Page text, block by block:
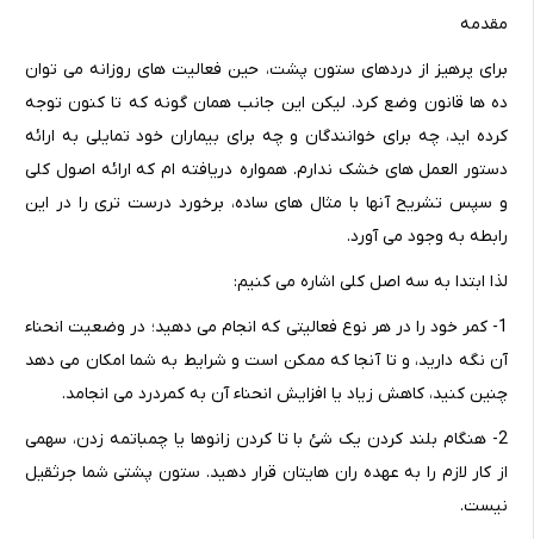
مقدمه
برای پرهیز از دردهای ستون پشت، حین فعالیت های روزانه می توان
ده ها قانون وضع کرد. لیکن این جانب همان گونه که تا کنون توجه
کرده اید، چه برای خوانندگان و چه برای بیماران خود تمایلی به ارائه
دستور العمل های خشک ندارم. همواره دریافته ام که ارائه اصول کلی
و سپس تشریح آنها با مثال های ساده، برخورد درست تری را در این
رابطه به وجود می آورد.
لذا ابتدا به سه اصل کلی اشاره می کنیم:
1- کمر خود را در هر نوع فعالیتی که انجام می دهید؛ در وضعیت انحناء
آن نگه دارید، و تا آنجا که ممکن است و شرایط به شما امکان می دهد
چنین کنید، کاهش زیاد یا افزایش انحناء آن به کمردرد می انجامد.
2- هنگام بلند کردن یک شئ با تا کردن زانوها یا چمباتمه زدن، سهمی
از کار لازم را به عهده ران هایتان قرار دهید. ستون پشتی شما جرثقیل
نیست.